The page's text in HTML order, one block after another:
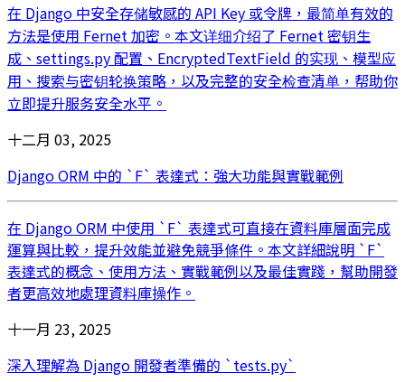
在 Django 中安全存储敏感的 API Key 或令牌，最简单有效的
方法是使用 Fernet 加密。本文详细介绍了 Fernet 密钥生
成、settings.py 配置、EncryptedTextField 的实现、模型应
用、搜索与密钥轮换策略，以及完整的安全检查清单，帮助你
立即提升服务安全水平。
十二月 03, 2025
Django ORM 中的 `F` 表達式：強大功能與實戰範例
在 Django ORM 中使用 `F` 表達式可直接在資料庫層面完成
運算與比較，提升效能並避免競爭條件。本文詳細說明 `F`
表達式的概念、使用方法、實戰範例以及最佳實踐，幫助開發
者更高效地處理資料庫操作。
十一月 23, 2025
深入理解為 Django 開發者準備的 `tests.py`